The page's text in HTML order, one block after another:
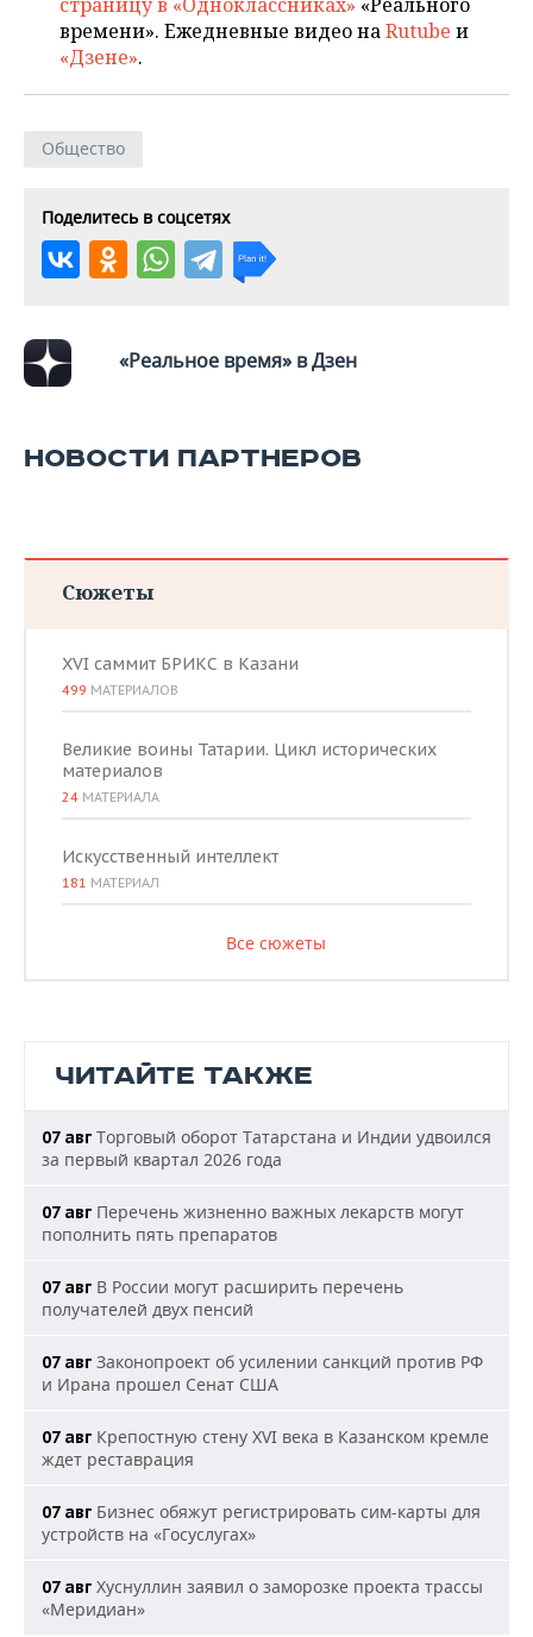
ВОДНЫЕ ВИДЫ СПОРТА
ХОККЕЙ С МЯЧОМ
ОБРАЗОВАНИЕ
ПРОИСШЕСТВИЯ
времени». Ежедневные видео наRutube и
«Дзене».
Общество
Поделитесь в соцсетях
«Реальное время» в Дзен
НОВОСТИ ПАРТНЕРОВ
Сюжеты
XVI саммит БРИКС в Казани
499 МАТЕРИАЛОВ
Великие воины Татарии. Цикл исторических
материалов
24 МАТЕРИАЛА
Искусственный интеллект
181 МАТЕРИАЛ
Все сюжеты
ЧИТАЙТЕ ТАКЖЕ
07 авг Торговый оборот Татарстана и Индии удвоился
за первый квартал 2026 года
07 авг Перечень жизненно важных лекарств могут
пополнить пять препаратов
07 авг В России могут расширить перечень
получателей двух пенсий
07 авг Законопроект об усилении санкций против РФ
и Ирана прошел Сенат США
07 авг Крепостную стену XVI века в Казанском кремле
ждет реставрация
07 авг Бизнес обяжут регистрировать сим-карты для
устройств на «Госуслугах»
07 авг Хуснуллин заявил о заморозке проекта трассы
«Меридиан»